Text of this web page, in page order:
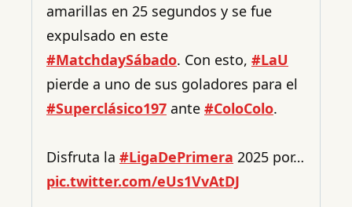
amarillas en 25 segundos y se fue
expulsado en este
#MatchdaySábado. Con esto, #LaU
pierde a uno de sus goladores para el
#Superclásico197 ante #ColoColo.
Disfruta la #LigaDePrimera 2025 por…
pic.twitter.com/eUs1VvAtDJ